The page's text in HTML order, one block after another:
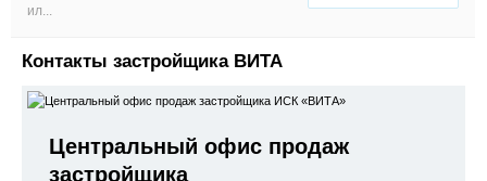
ил...
Контакты застройщика ВИТА
Центральный офис продаж
застройщика